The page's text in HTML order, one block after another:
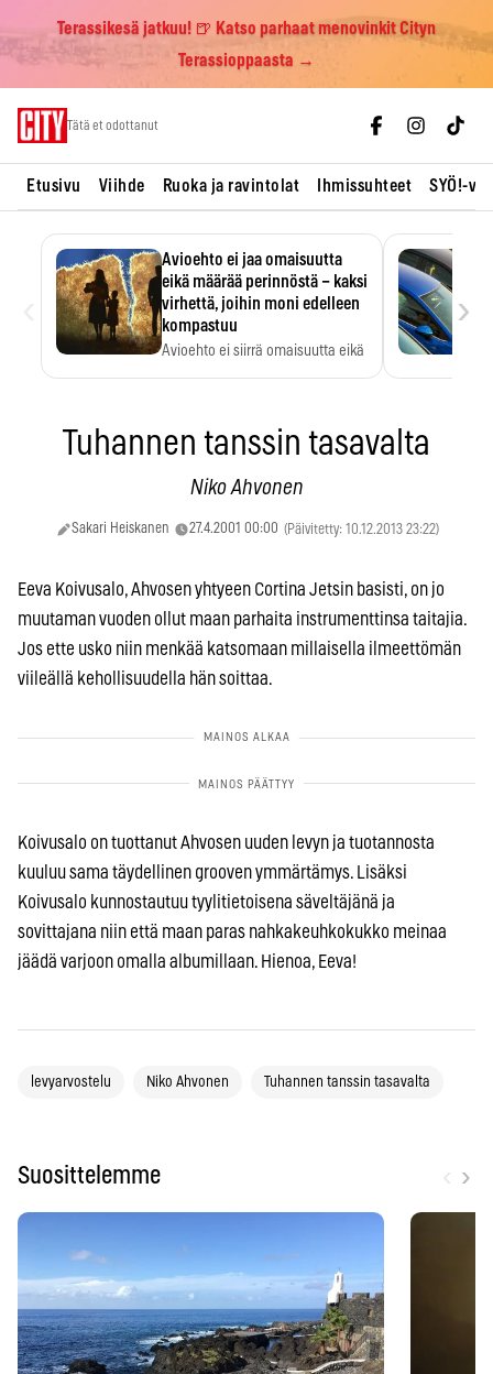
Terassikesä jatkuu! 🍺 Katso parhaat menovinkit Cityn
Terassioppaasta →
Tätä et odottanut
Etusivu Viihde Ruoka ja ravintolat Ihmissuhteet SYÖ!-
Avioehto ei jaa omaisuutta
eikä määrää perinnöstä – kaksi
virhettä, joihin moni edelleen
kompastuu
Avioehto ei siirrä omaisuutta eikä
›
Tuhannen tanssin tasavalta
Niko Ahvonen
Sakari Heiskanen 27.4.2001 00:00 (Päivitetty: 10.12.2013 23:22)
Eeva Koivusalo, Ahvosen yhtyeen Cortina Jetsin basisti, on jo
muutaman vuoden ollut maan parhaita instrumenttinsa taitajia.
Jos ette usko niin menkää katsomaan millaisella ilmeettömän
viileällä kehollisuudella hän soittaa.
Koivusalo on tuottanut Ahvosen uuden levyn ja tuotannosta
kuuluu sama täydellinen grooven ymmärtämys. Lisäksi
Koivusalo kunnostautuu tyylitietoisena säveltäjänä ja
sovittajana niin että maan paras nahkakeuhkokukko meinaa
jäädä varjoon omalla albumillaan. Hienoa, Eeva!
levyarvostelu Niko Ahvonen Tuhannen tanssin tasavalta
Suosittelemme ›